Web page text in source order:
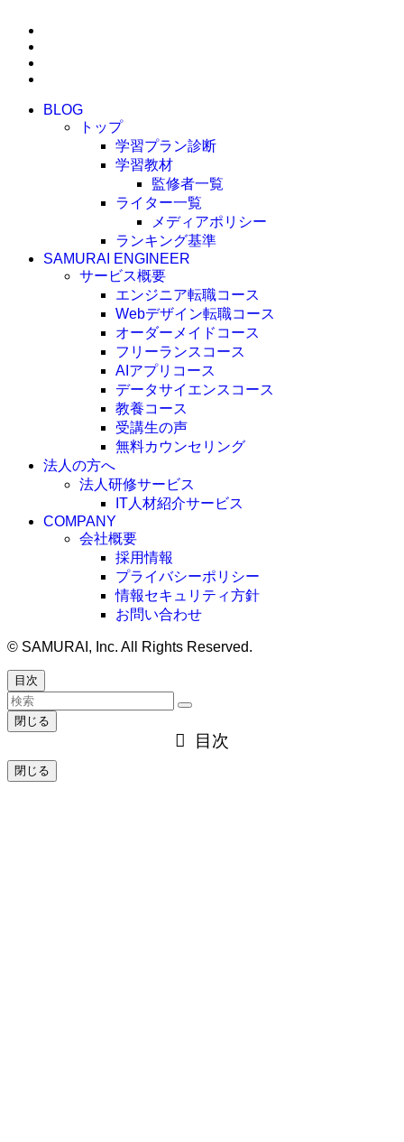
BLOG
トップ
学習プラン診断
学習教材
監修者一覧
ライター一覧
メディアポリシー
ランキング基準
SAMURAI ENGINEER
サービス概要
エンジニア転職コース
Webデザイン転職コース
オーダーメイドコース
フリーランスコース
AIアプリコース
データサイエンスコース
教養コース
受講生の声
無料カウンセリング
法人の方へ
法人研修サービス
IT人材紹介サービス
COMPANY
会社概要
採用情報
プライバシーポリシー
情報セキュリティ方針
お問い合わせ
© SAMURAI, Inc. All Rights Reserved.
目次
閉じる
目次
閉じる